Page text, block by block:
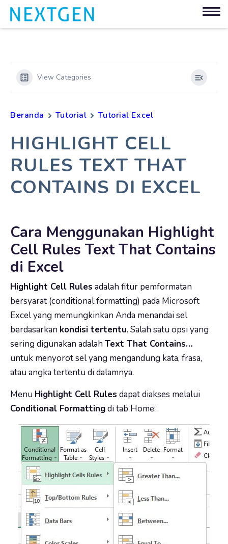
View Categories
Beranda Tutorial Tutorial Excel
HIGHLIGHT CELL
RULES TEXT THAT
CONTAINS DI EXCEL
Cara Menggunakan Highlight
Cell Rules Text That Contains
di Excel
Highlight Cell Rules adalah fitur pemformatan
bersyarat (conditional formatting) pada Microsoft
Excel yang memungkinkan Anda menandai sel
berdasarkan kondisi tertentu. Salah satu opsi yang
sering digunakan adalah Text That Contains…
untuk menyorot sel yang mengandung kata, frasa,
atau angka tertentu di dalamnya.
Menu Highlight Cell Rules dapat diakses melalui
Conditional Formattingdi tab Home: